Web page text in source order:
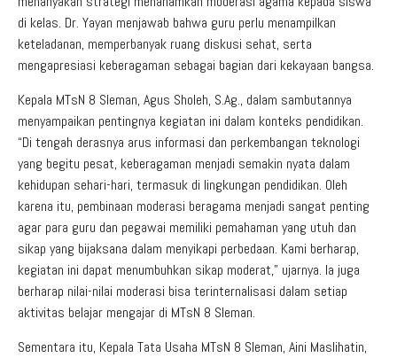
di kelas. Dr. Yayan menjawab bahwa guru perlu menampilkan
keteladanan, memperbanyak ruang diskusi sehat, serta
mengapresiasi keberagaman sebagai bagian dari kekayaan bangsa.
Kepala MTsN 8 Sleman, Agus Sholeh, S.Ag., dalam sambutannya
menyampaikan pentingnya kegiatan ini dalam konteks pendidikan.
“Di tengah derasnya arus informasi dan perkembangan teknologi
yang begitu pesat, keberagaman menjadi semakin nyata dalam
kehidupan sehari-hari, termasuk di lingkungan pendidikan. Oleh
karena itu, pembinaan moderasi beragama menjadi sangat penting
agar para guru dan pegawai memiliki pemahaman yang utuh dan
sikap yang bijaksana dalam menyikapi perbedaan. Kami berharap,
kegiatan ini dapat menumbuhkan sikap moderat,” ujarnya. Ia juga
berharap nilai-nilai moderasi bisa terinternalisasi dalam setiap
aktivitas belajar mengajar di MTsN 8 Sleman.
Sementara itu, Kepala Tata Usaha MTsN 8 Sleman, Aini Maslihatin,